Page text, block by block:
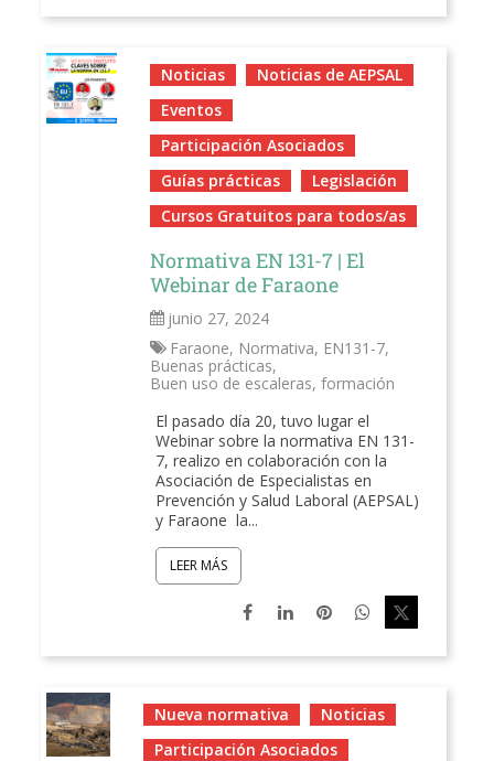
Noticias
Noticias de AEPSAL
Eventos
Participación Asociados
Guías prácticas
Legislación
Cursos Gratuitos para todos/as
Normativa EN 131-7 | El
Webinar de Faraone
junio 27, 2024
Faraone, Normativa, EN131-7,
Buenas prácticas,
Buen uso de escaleras, formación
El pasado día 20, tuvo lugar el
Webinar sobre la normativa EN 131-
7, realizo en colaboración con la
Asociación de Especialistas en
Prevención y Salud Laboral (AEPSAL)
y Faraone la...
LEER MÁS
Nueva normativa
Noticias
Participación Asociados